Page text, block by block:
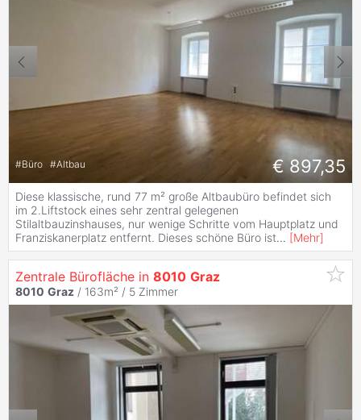
#Büro #Altbau € 897,35
Diese klassische, rund 77 m² große Altbaubüro befindet sich
im 2.Liftstock eines sehr zentral gelegenen
Stilaltbauzinshauses, nur wenige Schritte vom Hauptplatz und
Franziskanerplatz entfernt. Dieses schöne Büro ist... [Mehr]
Zentrale Bürofläche in 8010 Graz
8010 Graz / 163m² / 5 Zimmer